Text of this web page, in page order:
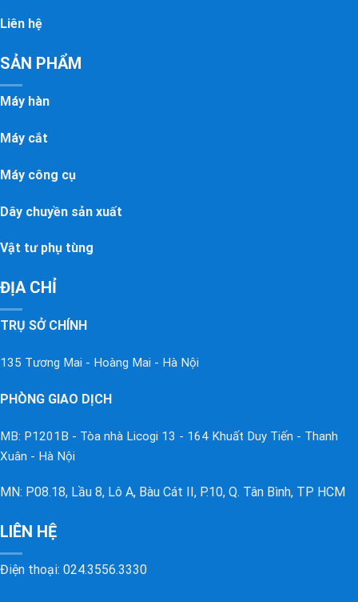
Liên hệ
SẢN PHẨM
Máy hàn
Máy cắt
Máy công cụ
Dây chuyền sản xuất
Vật tư phụ tùng
ĐỊA CHỈ
TRỤ SỞ CHÍNH
135 Tương Mai - Hoàng Mai - Hà Nội
PHÒNG GIAO DỊCH
MB: P1201B - Tòa nhà Licogi 13 - 164 Khuất Duy Tiến - Thanh
Xuân - Hà Nội
MN: P08.18, Lầu 8, Lô A, Bàu Cát II, P.10, Q. Tân Bình, TP HCM
LIÊN HỆ
Điện thoại: 024.3556.3330